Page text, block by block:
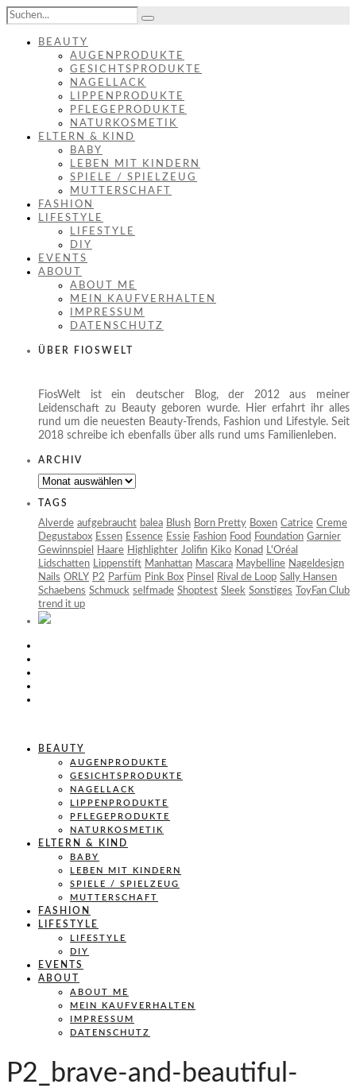
BEAUTY
AUGENPRODUKTE
GESICHTSPRODUKTE
NAGELLACK
LIPPENPRODUKTE
PFLEGEPRODUKTE
NATURKOSMETIK
ELTERN & KIND
BABY
LEBEN MIT KINDERN
SPIELE / SPIELZEUG
MUTTERSCHAFT
FASHION
LIFESTYLE
LIFESTYLE
DIY
EVENTS
ABOUT
ABOUT ME
MEIN KAUFVERHALTEN
IMPRESSUM
DATENSCHUTZ
ÜBER FIOSWELT
FiosWelt ist ein deutscher Blog, der 2012 aus meiner
Leidenschaft zu Beauty geboren wurde. Hier erfahrt ihr alles
rund um die neuesten Beauty-Trends, Fashion und Lifestyle. Seit
2018 schreibe ich ebenfalls über alls rund ums Familienleben.
ARCHIV
Archiv
TAGS
Alverde aufgebraucht balea Blush Born Pretty Boxen Catrice Creme
Degustabox Essen Essence Essie Fashion Food Foundation Garnier
Gewinnspiel
Haare Highlighter Jolifin Kiko Konad L'Oréal
Lidschatten Lippenstift Manhattan Mascara Maybelline Nageldesign
Nails ORLY P2 Parfüm Pink Box Pinsel Rival de Loop Sally Hansen
Schaebens Schmuck selfmade Shoptest Sleek Sonstiges
ToyFan Club
trend it up
BEAUTY
AUGENPRODUKTE
GESICHTSPRODUKTE
NAGELLACK
LIPPENPRODUKTE
PFLEGEPRODUKTE
NATURKOSMETIK
ELTERN & KIND
BABY
LEBEN MIT KINDERN
SPIELE / SPIELZEUG
MUTTERSCHAFT
FASHION
LIFESTYLE
LIFESTYLE
DIY
EVENTS
ABOUT
ABOUT ME
MEIN KAUFVERHALTEN
IMPRESSUM
DATENSCHUTZ
P2_brave-and-beautiful-